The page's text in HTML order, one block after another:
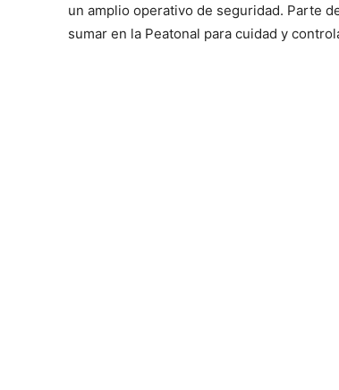
un amplio operativo de seguridad. Parte
sumar en la Peatonal para cuidad y